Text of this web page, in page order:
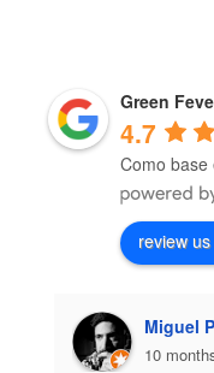
Green
4.7
Como
review
Miguel
10